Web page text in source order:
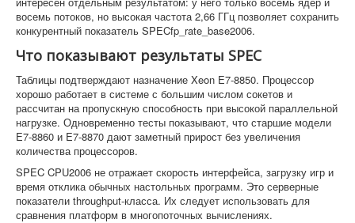
восемь потоков, но высокая частота 2,66 ГГц позволяет сохранить
конкурентный показатель SPECfp_rate_base2006.
Что показывают результаты SPEC
Таблицы подтверждают назначение Xeon E7-8850. Процессор
хорошо работает в системе с большим числом сокетов и
рассчитан на пропускную способность при высокой параллельной
нагрузке. Одновременно тесты показывают, что старшие модели
E7-8860 и E7-8870 дают заметный прирост без увеличения
количества процессоров.
SPEC CPU2006 не отражает скорость интерфейса, загрузку игр и
время отклика обычных настольных программ. Это серверные
показатели throughput-класса. Их следует использовать для
сравнения платформ в многопоточных вычислениях.